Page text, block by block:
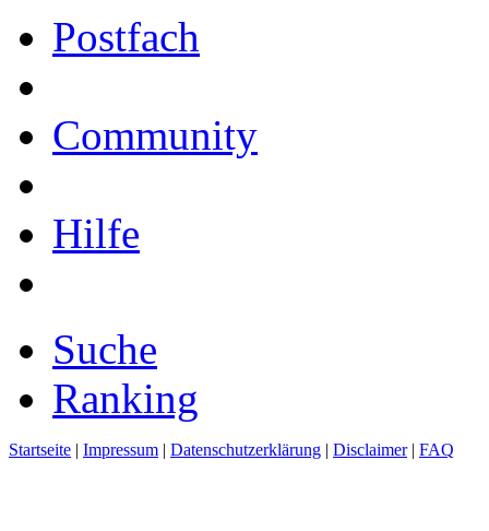
Postfach
Community
Hilfe
Suche
Ranking
Startseite | Impressum | Datenschutzerklärung | Disclaimer| FAQ